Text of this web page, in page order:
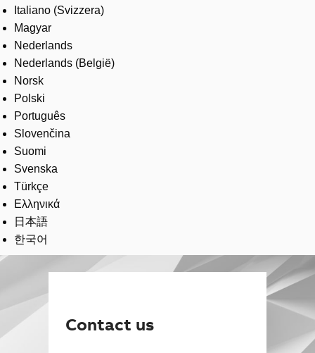
Italiano (Svizzera)
Magyar
Nederlands
Nederlands (België)
Norsk
Polski
Português
Slovenčina
Suomi
Svenska
Türkçe
Ελληνικά
日本語
한국어
Contact us